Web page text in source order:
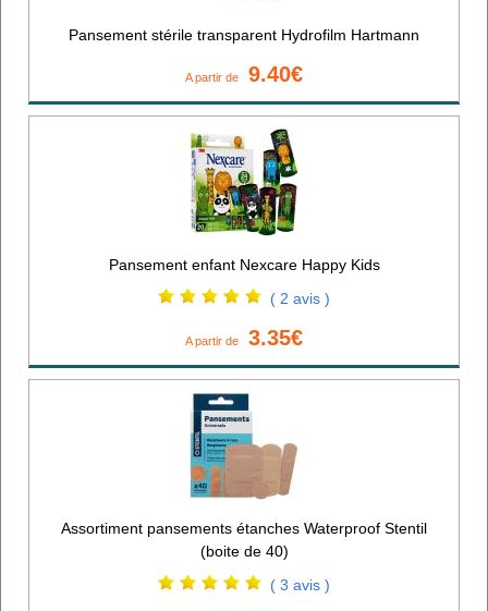
Pansement stérile transparent Hydrofilm Hartmann
A partir de 9.40€
Pansement enfant Nexcare Happy Kids
( 2 avis )
A partir de 3.35€
Assortiment pansements étanches Waterproof Stentil
(boite de 40)
( 3 avis )